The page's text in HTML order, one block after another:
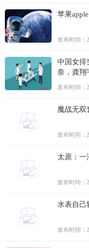
苹果
发布时间：
中国女排
奈，龚翔
发布时间：
魔战无双
发布时间：
太原：一
发布时间：
水表自己
发布时间：